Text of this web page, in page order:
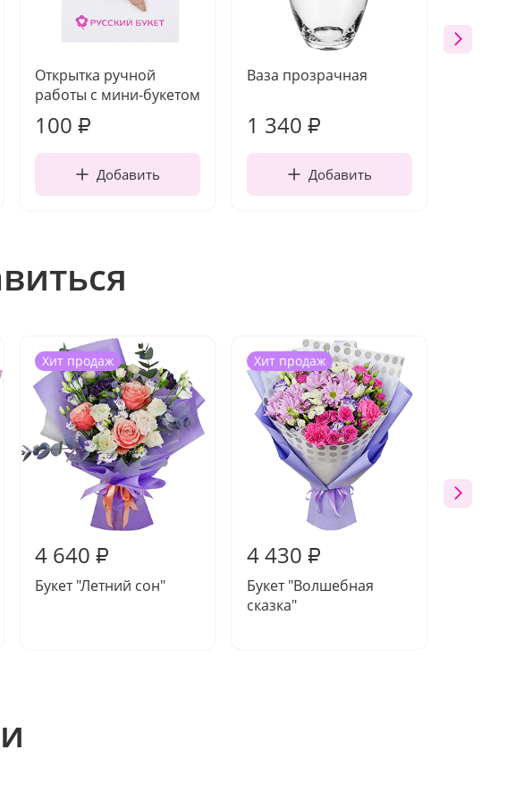
Открытка ручной
работы с мини-букетом
100 ₽
Добавить
Ваза прозрачная
1 340 ₽
Добавить
Хит продаж
4 640 ₽
Букет "Летний сон"
Хит продаж
4 430 ₽
Букет "Волшебная
сказка"